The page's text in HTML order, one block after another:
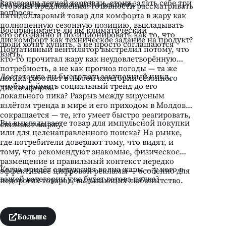
стороны предложения: готовности рассматривать
пятидолларовый товар для комфорта в жару как
полноценную сезонную позицию, выкладывать
его осознанно и позиционировать как то, что
люди хотят купить, а не просто соглашаются
взять.
без серьёзных вложений в рекламу.
категории летней торговли, стоит задать себе три
вопроса:
Воспринимаете ли вы климатический
дискомфорт как техническое задание на продукт?
Портативный вентилятор выстрелил потому, что
кто-то прочитал жару как неудовлетворённую
потребность, а не как прогноз погоды — та же
логика работает в любой категории сезонного
дискомфорта.
Достаточно ли быстр ваш закупочный цикл,
чтобы поймать социальный тренд до его
локального пика? Разрыв между вирусным
взлётом тренда в мире и его приходом в Молдову
сокращается — те, кто умеет быстро реагировать,
снимают маржу.
Вы выкладываете товар для импульсной покупки
или для целенаправленного поиска? На рынке,
где потребители доверяют тому, что видят, и
тому, что рекомендуют знакомые, физическое
размещение и правильный контекст нередко
эффективнее цифровой рекламы — особенно для
недорогих товаров, вызывающих любопытство.
Когда придёт следующая волна жары — у кого в
вашей категории уже будет готова полка?
Больше